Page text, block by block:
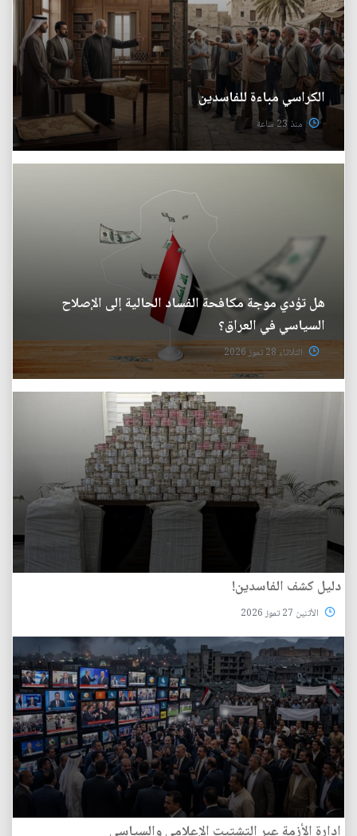
الكراسي مباءة للفاسدين
منذ 23 ساعة
هل تؤدي موجة مكافحة الفساد الحالية إلى الإصلاح
السياسي في العراق؟
الثلاثاء 28 تموز 2026
دليل كشف الفاسدين!
الأثنين 27 تموز 2026